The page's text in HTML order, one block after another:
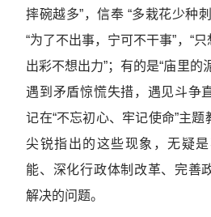
摔碗越多”，信奉 “多栽花少种
“为了不出事，宁可不干事”，“
出彩不想出力”；有的是“庙里的
遇到矛盾惊慌失措，遇见斗争
记在“不忘初心、牢记使命”主
尖锐指出的这些现象，无疑
能、深化行政体制改革、完善
解决的问题。